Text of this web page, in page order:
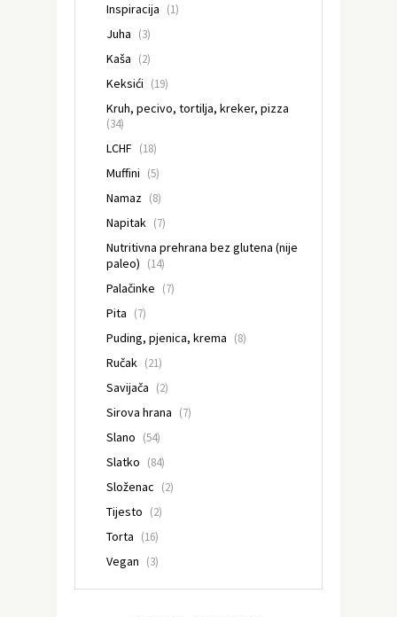
Inspiracija (1)
Juha (3)
Kaša (2)
Keksići (19)
Kruh, pecivo, tortilja, kreker, pizza
(34)
LCHF (18)
Muffini (5)
Namaz (8)
Napitak (7)
Nutritivna prehrana bez glutena (nije
paleo) (14)
Palačinke (7)
Pita (7)
Puding, pjenica, krema (8)
Ručak (21)
Savijača (2)
Sirova hrana (7)
Slano (54)
Slatko (84)
Složenac (2)
Tijesto (2)
Torta (16)
Vegan (3)